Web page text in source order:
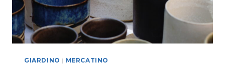
GIARDINO | MERCATINO